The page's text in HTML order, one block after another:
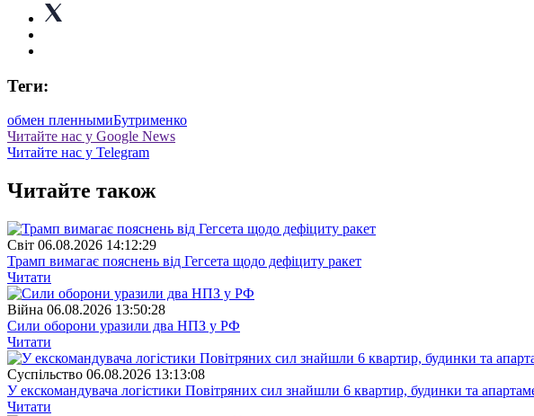
Теги:
обмен пленнымиБутрименко
Читайте нас у Google News
Читайте нас у Telegram
Читайте також
Свiт 06.08.2026 14:12:29
Трамп вимагає пояснень від Гегсета щодо дефіциту ракет
Читати
Війна 06.08.2026 13:50:28
Сили оборони уразили два НПЗ у РФ
Читати
Суспiльство 06.08.2026 13:13:08
У екскомандувача логістики Повітряних сил знайшли 6 квартир, будинки та
Читати